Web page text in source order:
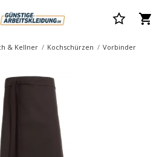
& Kellner Kochschürzen Vorbinder